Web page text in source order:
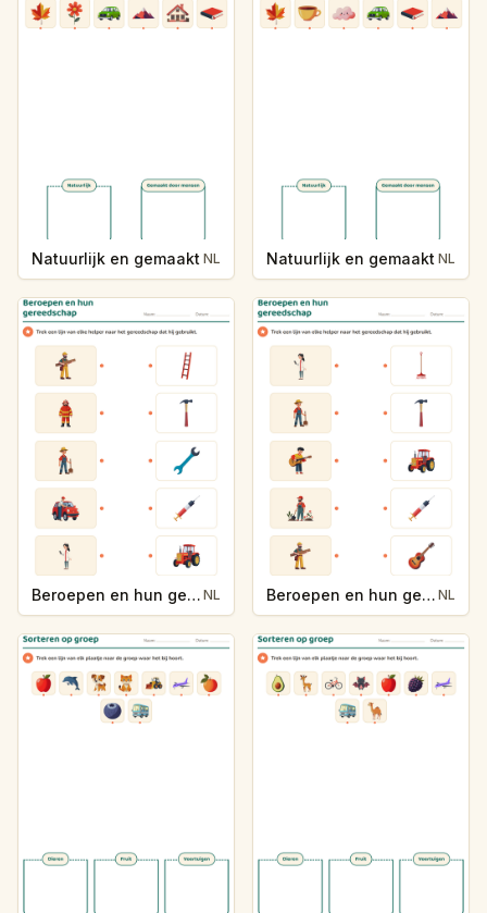
Natuurlijk en gemaakt NL Natuurlijk en gemaakt NL
Beroepen en hun gereedschap NL Beroepen en hun gereedschap NL